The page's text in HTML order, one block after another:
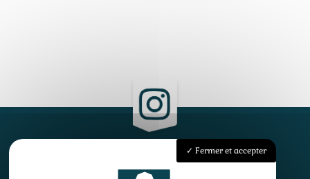
Accueil
Fermer et accepter